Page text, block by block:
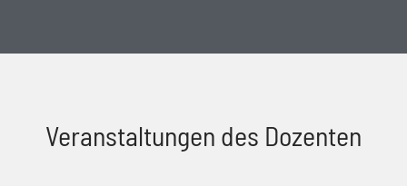
Veranstaltungen des Dozenten